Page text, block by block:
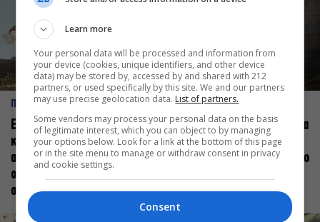
ΠΡΟΣΩΠΑ
Ελεάνα Ανδρεούδη: Κάθε
καλλιτέχνης όταν
ανεβαίνει στη σκηνή
οφείλει να αισθάνεται
σταρ
ΠΡΟΣΩΠΑ
Βαγγέλης Μπίκος: Έμαθα να
δίνω αξία στο ποιος είμαι
πάνω στη σκηνή και όχι στο
Learn more
Your personal data will be processed and information from
your device (cookies, unique identifiers, and other device
data) may be stored by, accessed by and shared with 212
partners, or used specifically by this site. We and our partners
may use precise geolocation data. List of partners.
Some vendors may process your personal data on the basis
of legitimate interest, which you can object to by managing
your options below. Look for a link at the bottom of this page
or in the site menu to manage or withdraw consent in privacy
and cookie settings.
Consent